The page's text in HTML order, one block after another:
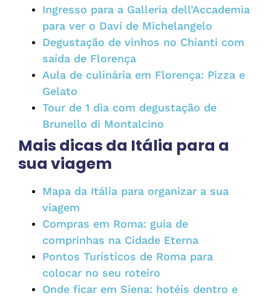
Ingresso para a Galleria dell’Accademia
para ver o Davi de Michelangelo
Degustação de vinhos no Chianti com
saída de Florença
Aula de culinária em Florença: Pizza e
Gelato
Tour de 1 dia com degustação de
Brunello di Montalcino
Mais dicas da Itália para a
sua viagem
Mapa da Itália para organizar a sua
viagem
Compras em Roma: guia de
comprinhas na Cidade Eterna
Pontos Turísticos de Roma para
colocar no seu roteiro
Onde ficar em Siena: hotéis dentro e